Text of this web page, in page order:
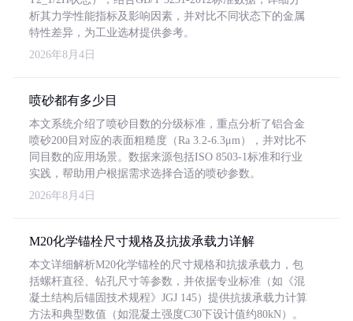
析其力学性能指标及影响因素，并对比不同状态下的金属
特性差异，为工业选材提供参考。
2026年8月4日
喷砂都有多少目
本文系统介绍了喷砂目数的分级标准，重点分析了铝合金
喷砂200目对应的表面粗糙度（Ra 3.2-6.3μm），并对比不
同目数的应用场景。数据来源包括ISO 8503-1标准和行业
实践，帮助用户根据需求选择合适的喷砂参数。
2026年8月4日
M20化学锚栓尺寸规格及抗拔承载力详解
本文详细解析M20化学锚栓的尺寸规格和抗拔承载力，包
括螺杆直径、钻孔尺寸等参数，并依据专业标准（如《混
凝土结构后锚固技术规程》JGJ 145）提供抗拔承载力计算
方法和典型数值（如混凝土强度C30下设计值约80kN）。